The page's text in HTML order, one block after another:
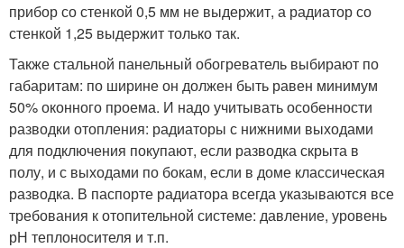
прибор со стенкой 0,5 мм не выдержит, а радиатор со
стенкой 1,25 выдержит только так.
Также стальной панельный обогреватель выбирают по
габаритам: по ширине он должен быть равен минимум
50% оконного проема. И надо учитывать особенности
разводки отопления: радиаторы с нижними выходами
для подключения покупают, если разводка скрыта в
полу, и с выходами по бокам, если в доме классическая
разводка. В паспорте радиатора всегда указываются все
требования к отопительной системе: давление, уровень
рН теплоносителя и т.п.